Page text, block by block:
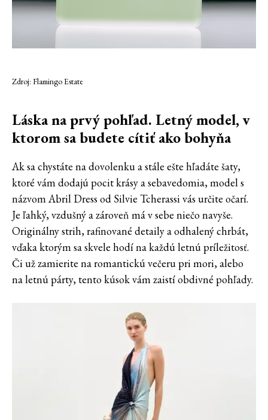
Zdroj: Flamingo Estate
Láska na prvý pohľad. Letný model, v
ktorom sa budete cítiť ako bohyňa
Ak sa chystáte na dovolenku a stále ešte hľadáte šaty,
ktoré vám dodajú pocit krásy a sebavedomia, model s
názvom Abril Dress od Silvie Tcherassi vás určite očarí.
Je ľahký, vzdušný a zároveň má v sebe niečo navyše.
Originálny strih, rafinované detaily a odhalený chrbát,
vďaka ktorým sa skvele hodí na každú letnú príležitosť.
Či už zamierite na romantickú večeru pri mori, alebo
na letnú párty, tento kúsok vám zaistí obdivné pohľady.